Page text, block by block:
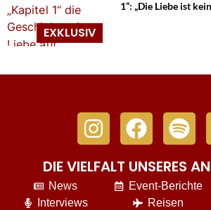
1“: „Die Liebe ist
DIE VIELFALT UNSERES
News
Interviews
Event-Berichte
Reisen